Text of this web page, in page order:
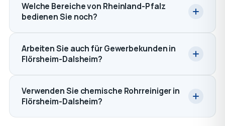
Welche Bereiche von Rheinland-Pfalz
bedienen Sie noch?
Arbeiten Sie auch für Gewerbekunden in
Flörsheim-Dalsheim?
Verwenden Sie chemische Rohrreiniger in
Flörsheim-Dalsheim?